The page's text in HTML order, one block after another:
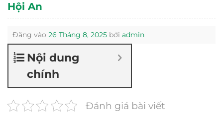
Hội An
Đăng vào 26 Tháng 8, 2025 bởi admin
Nội dung
chính
Đánh giá bài viết